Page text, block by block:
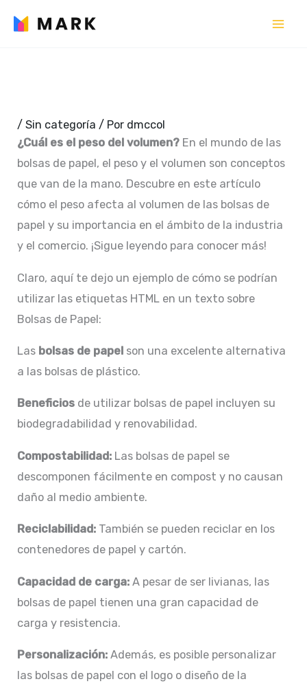
/Sin categoría / Por dmccol
¿Cuál es el peso del volumen? En el mundo de las
bolsas de papel, el peso y el volumen son conceptos
que van de la mano. Descubre en este artículo
cómo el peso afecta al volumen de las bolsas de
papel y su importancia en el ámbito de la industria
y el comercio. ¡Sigue leyendo para conocer más!
Claro, aquí te dejo un ejemplo de cómo se podrían
utilizar las etiquetas HTML en un texto sobre
Bolsas de Papel:
Las bolsas de papel son una excelente alternativa
a las bolsas de plástico.
Beneficios de utilizar bolsas de papel incluyen su
biodegradabilidad y renovabilidad.
Compostabilidad: Las bolsas de papel se
descomponen fácilmente en compost y no causan
daño al medio ambiente.
Reciclabilidad: También se pueden reciclar en los
contenedores de papel y cartón.
Capacidad de carga: A pesar de ser livianas, las
bolsas de papel tienen una gran capacidad de
carga y resistencia.
Personalización: Además, es posible personalizar
las bolsas de papel con el logo o diseño de la